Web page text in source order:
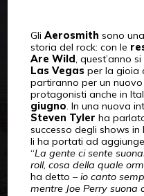
Gli Aerosmith sono
storia del rock: con le
Are Wild, quest’anno
Las Vegasper la gioia
partiranno per un nuovo
protagonisti anche in
giugno. In una nuova
Steven Tyler ha
successo degli shows in
li ha portati ad
“La gente ci sente
roll, cosa della quale
ha detto –io canto
mentre Joe Perry suona